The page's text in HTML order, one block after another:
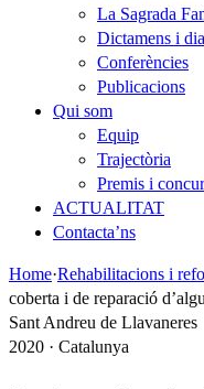
La Sagrada
Dictamens i
Conferències
Publicacions
Qui som
Equip
Trajectòria
Premis i
ACTUALITAT
Contacta’ns
Home·Rehabilitacions i
coberta i de reparació
Sant Andreu de Llavaneres
2020 · Catalunya